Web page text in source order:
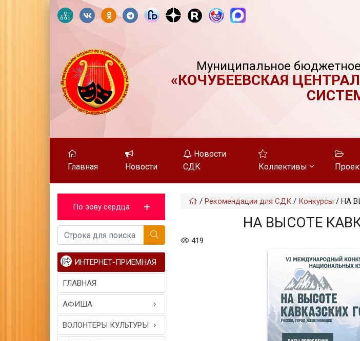
Муниципальное
«КОЧУБЕЕВСКАЯ
Главная Новости
Новости
СДК
Коллективы
По зову сердца
ИНТЕРНЕТ-ПРИЕМНАЯ
ГЛАВНАЯ
АФИША
ВОЛОНТЕРЫ КУЛЬТУРЫ
/ Рекомендации для СДК/ Конкурсы / НА
НА ВЫСОТЕ
419